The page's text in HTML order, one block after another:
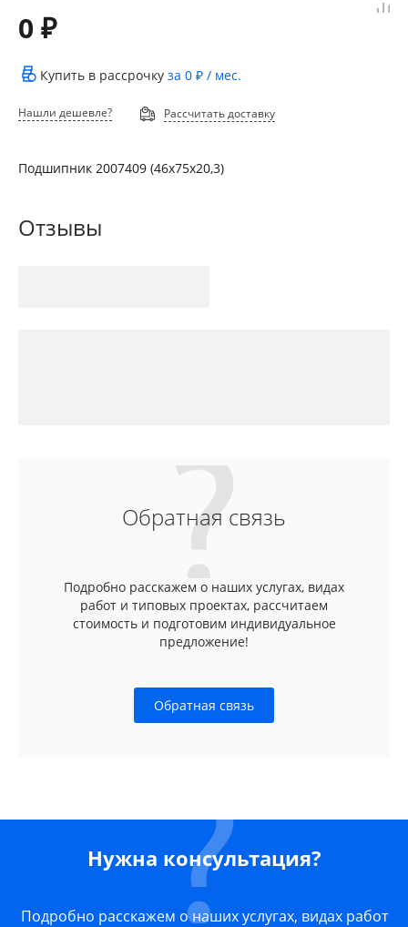
0 ₽
Купить в рассрочку за 0 ₽ / мес.
Нашли дешевле? Рассчитать доставку
Подшипник 2007409 (46х75х20,3)
Отзывы
Обратная связь
Подробно расскажем о наших услугах, видах
работ и типовых проектах, рассчитаем
стоимость и подготовим индивидуальное
предложение!
Обратная связь
Нужна консультация?
Подробно расскажем о наших услугах, видах работ